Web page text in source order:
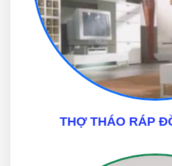
THỢ THÁO RÁP